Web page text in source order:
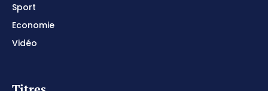
Sport
Economie
Vidéo